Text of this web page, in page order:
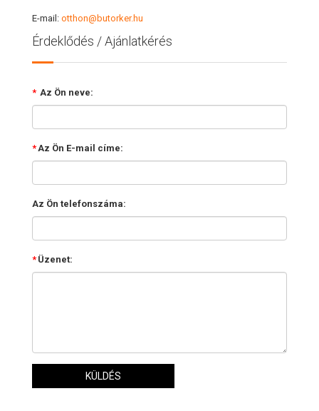
E-mail: otthon@butorker.hu
Érdeklődés / Ajánlatkérés
* Az Ön neve:
* Az Ön E-mail címe:
Az Ön telefonszáma:
* Üzenet:
KÜLDÉS